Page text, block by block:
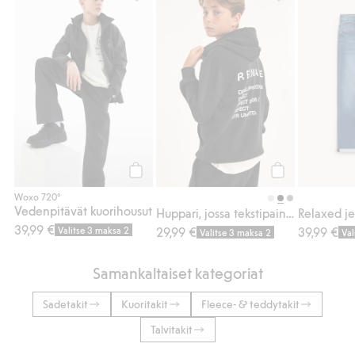
Woxo 720°
Vedenpitävät kuorihousut
39,99 € Valitse 3 maksa 2
Vedenpitävät kuorihousut, Lisää
Huppari, jossa tekstipainatus
29,99 € Valitse 3 maksa 2
Huppari, jossa
39,99 €
Samankaltaiset kategoriat
Sadetakit Kuoritakit
Fleece- & teddytakit
Talvitakit